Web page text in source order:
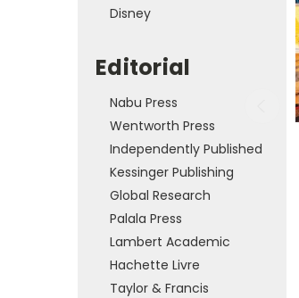
Disney
Editorial
Nabu Press
Wentworth Press
Independently Published
Kessinger Publishing
Global Research
Palala Press
Lambert Academic
Hachette Livre
Taylor & Francis